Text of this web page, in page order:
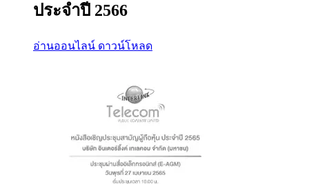
ประจำปี 2566
อ่านออนไลน์ ดาวน์โหลด